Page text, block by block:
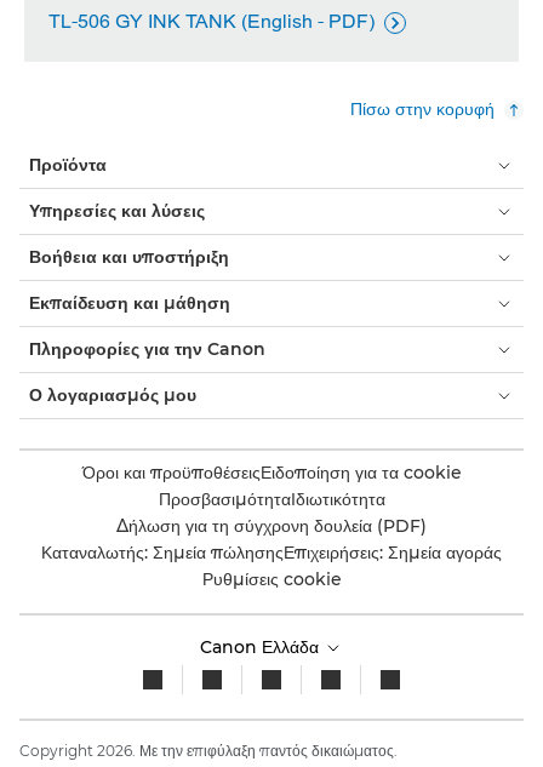
TL-506 GY INK TANK (English - PDF) 
Πίσω στην κορυφή
Προϊόντα
Υπηρεσίες και λύσεις
Βοήθεια και υποστήριξη
Εκπαίδευση και μάθηση
Πληροφορίες για την Canon
Ο λογαριασμός μου
Όροι και προϋποθέσειςΕιδοποίηση για τα cookie
ΠροσβασιμότηταΙδιωτικότητα
Δήλωση για τη σύγχρονη δουλεία (PDF)
Καταναλωτής: Σημεία πώλησηςΕπιχειρήσεις: Σημεία αγοράς
Ρυθμίσεις cookie
Canon Ελλάδα
Copyright 2026. Με την επιφύλαξη παντός δικαιώματος.